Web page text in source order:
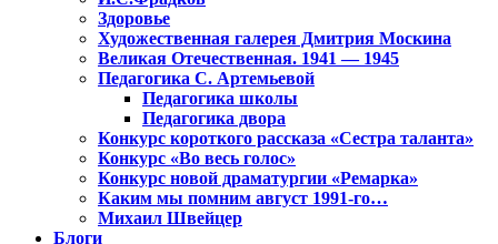
Здоровье
Художественная галерея Дмитрия Москина
Великая Отечественная. 1941 — 1945
Педагогика С. Артемьевой
Педагогика школы
Педагогика двора
Конкурс короткого рассказа «Сестра таланта»
Конкурс «Во весь голос»
Конкурс новой драматургии «Ремарка»
Каким мы помним август 1991-го…
Михаил Швейцер
Блоги